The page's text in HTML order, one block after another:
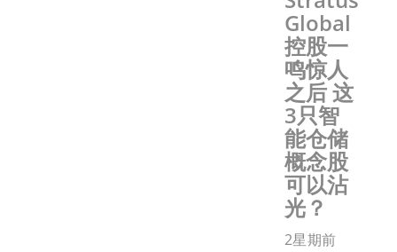
Global
控股一
鸣惊人
之后 这
3只智
能仓储
概念股
可以沾
光？
2星期前